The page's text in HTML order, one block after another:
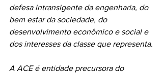
defesa intransigente da engenharia, do
bem estar da sociedade, do
desenvolvimento econômico e social e
dos interesses da classe que representa.
A ACE é entidade precursora do